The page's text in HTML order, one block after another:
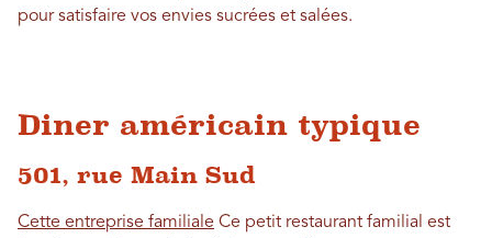
pour satisfaire vos envies sucrées et salées.
Diner américain typique
501, rue Main Sud
Cette entreprise familiale Ce petit restaurant familial est